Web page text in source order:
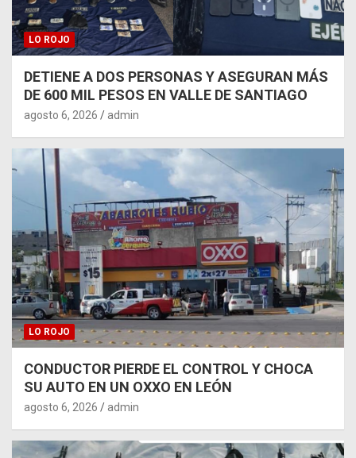
LO ROJO
DETIENE A DOS PERSONAS Y ASEGURAN MÁS
DE 600 MIL PESOS EN VALLE DE SANTIAGO
agosto 6, 2026 admin
LO ROJO
CONDUCTOR PIERDE EL CONTROL Y CHOCA
SU AUTO EN UN OXXO EN LEÓN
agosto 6, 2026 admin